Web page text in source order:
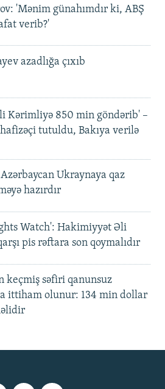
'Mənim günahımdır ki, ABŞ
verib?'
azadlığa çıxıb
Kərimliyə 850 min göndərib' –
tutuldu, Bakıya verilə
Ukraynaya qaz
hazırdır
Watch': Hakimiyyət Əli
pis rəftara son qoymalıdır
keçmiş səfiri qanunsuz
ittiham olunur: 134 min dollar